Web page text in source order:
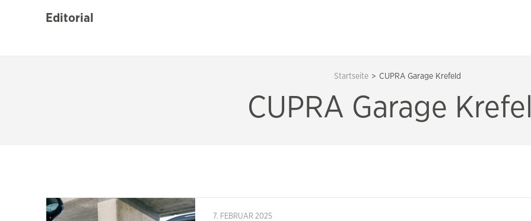
Editorial
Startseite > CUPRA Garage Krefeld
CUPRA Garage
7. FEBRUAR 2025